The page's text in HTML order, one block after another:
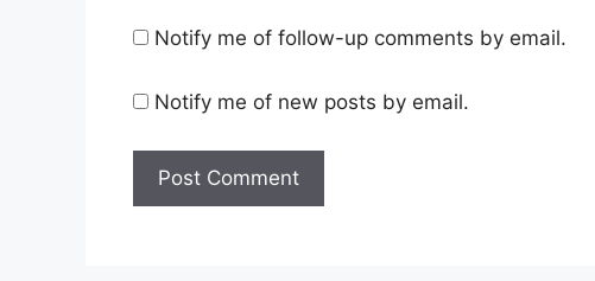
Notify me of follow-up comments by email.
Notify me of new posts by email.